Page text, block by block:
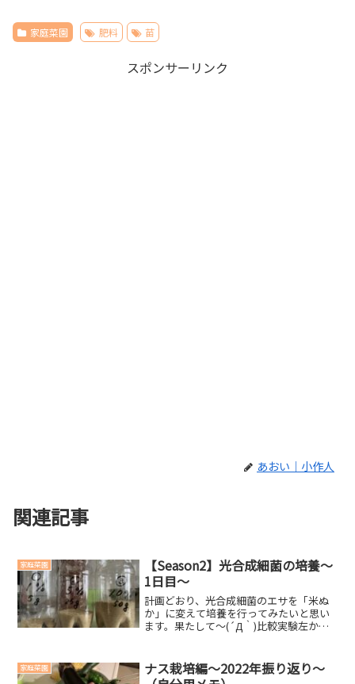
家庭菜園 肥料 苗
スポンサーリンク
あおい｜小作人
関連記事
家庭菜園
【Season2】光合成細菌の培養～
1日目～
計画どおり、光合成細菌のエサを「米ぬ
か」に変えて培養を行ってみたいと思い
ます。果たして～(´Д｀)比較実験左から
を変えて実験してみます。光合成細菌は
すべて「200...
家庭菜園
ナス栽培編～2022年振り返り～